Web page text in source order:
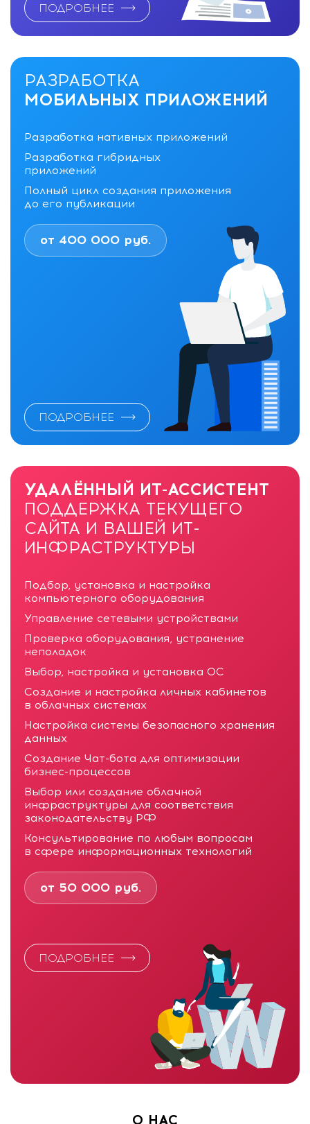
ПОДРОБНЕЕ
РАЗРАБОТКА
МОБИЛЬНЫХ ПРИЛОЖЕНИЙ
Разработка нативных приложений
Разработка гибридных
приложений
Полный цикл создания приложения
до его публикации
от 400 000 руб.
ПОДРОБНЕЕ
УДАЛЁННЫЙ ИТ-АССИСТЕНТ
ПОДДЕРЖКА ТЕКУЩЕГО
САЙТА И ВАШЕЙ ИТ-
ИНФРАСТРУКТУРЫ
Подбор, установка и настройка
компьютерного оборудования
Управление сетевыми устройствами
Проверка оборудования, устранение
неполадок
Выбор, настройка и установка ОС
Создание и настройка личных кабинетов
в облачных системах
Настройка системы безопасного хранения
данных
Создание Чат-бота для оптимизации
бизнес-процессов
Выбор или создание облачной
инфраструктуры для соответствия
законодательству РФ
Консультирование по любым вопросам
в сфере информационных технологий
от 50 000 руб.
ПОДРОБНЕЕ
О НАС